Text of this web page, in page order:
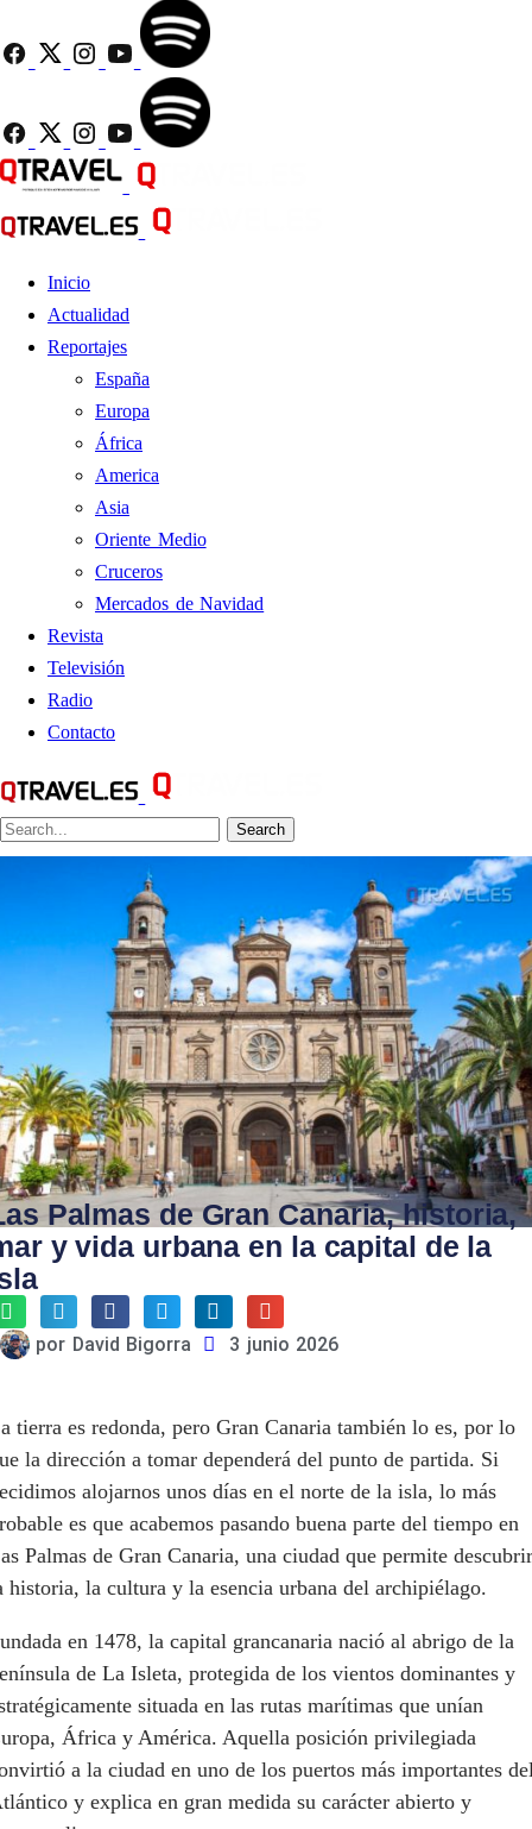
Inicio
Actualidad
Reportajes
España
Europa
África
America
Asia
Oriente Medio
Cruceros
Mercados de Navidad
Revista
Televisión
Radio
Contacto
Search
Palmas de Gran Canaria, historia,
y vida urbana en la capital de la
por David Bigorra 3 junio 2026
tierra es redonda, pero Gran Canaria también lo es, por lo
la dirección a tomar dependerá del punto de partida. Si
alojarnos unos días en el norte de la isla, lo más
es que acabemos pasando buena parte del tiempo en
Palmas de Gran Canaria, una ciudad que permite descubrir
historia, la cultura y la esencia urbana del archipiélago.
en 1478, la capital grancanaria nació al abrigo de la
de La Isleta, protegida de los vientos dominantes y
situada en las rutas marítimas que unían
África y América. Aquella posición privilegiada
a la ciudad en uno de los puertos más importantes
y explica en gran medida su carácter abierto y